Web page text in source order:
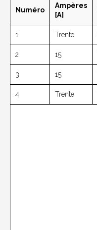
Numéro
Ampères
[A]
1 Trente
2 15
3 15
4 Trente